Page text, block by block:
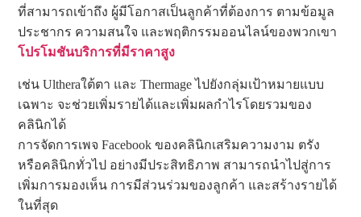
ที่สามารถเข้าถึง ผู้มีโอกาสเป็นลูกค้าที่ต้องการ ตามข้อมูล
ประชากร ความสนใจ และพฤติกรรมออนไลน์ของพวกเขา
โปรโมชันบริการที่มีราคาสูง
เช่น Ultheraใต้ตา และ Thermage ไปยังกลุ่มเป้าหมายแบบ
เฉพาะ จะช่วยเพิ่มรายได้และเพิ่มผลกำไรโดยรวมของ
คลินิกได้
การจัดการเพจ Facebook ของคลินิกเสริมความงาม ตรัง
หรือคลินิกทั่วไป อย่างมีประสิทธิภาพ สามารถนำไปสู่การ
เพิ่มการมองเห็น การมีส่วนร่วมของลูกค้า และสร้างรายได้
ในที่สุด